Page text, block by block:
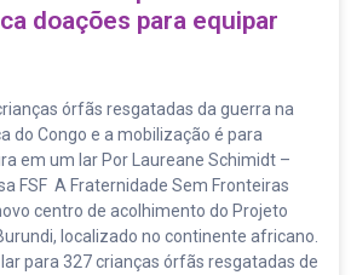
doações para equipar
órfãs resgatadas da guerra na
do Congo e a mobilização é para
em um lar Por Laureane Schimidt –
FSF A Fraternidade Sem Fronteiras
centro de acolhimento do Projeto
localizado no continente africano.
para 327 crianças órfãs resgatadas de